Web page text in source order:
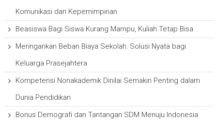
Komunikasi dan Kepemimpinan
Beasiswa Bagi Siswa Kurang Mampu, Kuliah Tetap Bisa
Meringankan Beban Biaya Sekolah: Solusi Nyata bagi
Keluarga Prasejahtera
Kompetensi Nonakademik Dinilai Semakin Penting dalam
Dunia Pendidikan
Bonus Demografi dan Tantangan SDM Menuju Indonesia